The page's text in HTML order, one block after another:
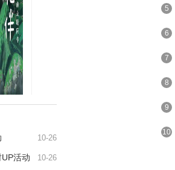
10-26
UP活动 10-26
5
6
7
8
9
10